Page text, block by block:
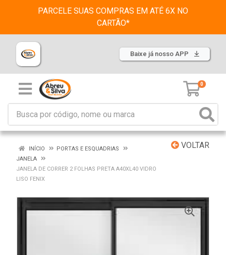
PARCELE SUAS COMPRAS EM ATÉ 6X NO
CARTÃO*
Baixe já nosso APP
0
VOLTAR
INÍCIO
PORTAS E ESQUADRIAS
JANELA
JANELA DE CORRER 2 FOLHAS PRETA A40XL40 VIDRO
LISO FENIX